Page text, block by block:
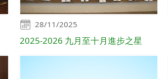
28/11/2025
2025-2026 九月至十月進步之星